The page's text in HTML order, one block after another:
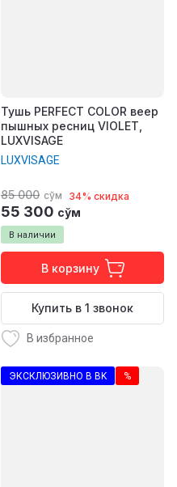
Тушь PERFECT COLOR веер
пышных ресниц VIOLET,
LUXVISAGE
LUXVISAGE
В наличии
85 000 сўм 34% скидка
55 300 сўм
В корзину
Купить в 1 звонок
В избранное
ЭКСКЛЮЗИВНО В BK %